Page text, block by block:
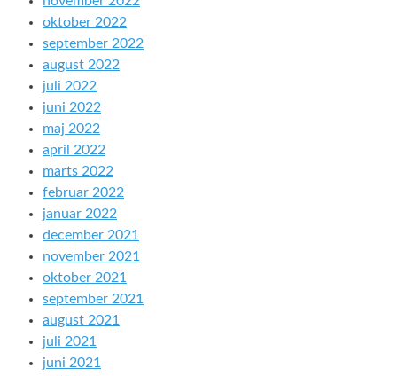
oktober 2022
september 2022
august 2022
juli 2022
juni 2022
maj 2022
april 2022
marts 2022
februar 2022
januar 2022
december 2021
november 2021
oktober 2021
september 2021
august 2021
juli 2021
juni 2021